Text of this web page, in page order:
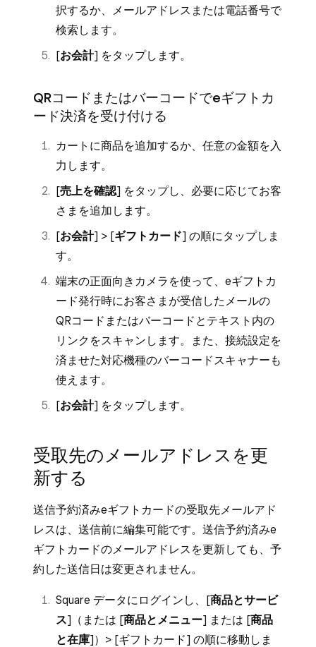
択するか、メールアドレスまたは電話番号で
検索します。
[お会計] をタップします。
QRコードまたはバーコードでeギフトカ
ード決済を受け付ける
カートに商品を追加するか、任意の金額を入
力します。
[売上を確認] をタップし、必要に応じてお客
さまを追加します。
[お会計] > [ギフトカード] の順にタップしま
す。
端末の正面向きカメラを使って、eギフトカ
ード発行時にお客さまが受信したメールの
QRコードまたはバーコードとテキスト内の
リンクをスキャンします。また、接続設定を
済ませた対応機種のバーコードスキャナーも
使えます。
[お会計] をタップします。
受取先のメールアドレスを更
新する
送信予約済みeギフトカードの受取先メールアド
レスは、送信前に編集可能です。送信予約済みe
ギフトカードのメールアドレスを更新しても、予
約した送信日は変更されません。
Square データにログインし、[商品とサービ
ス]（または [商品とメニュー] または [商品
と在庫]）> [ギフトカード] の順に移動しま